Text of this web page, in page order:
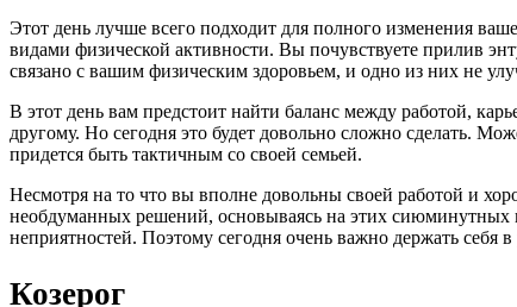
Этот день лучше всего подходит для полного изменения
видами физической активности. Вы почувствуете прилив
связано с вашим физическим здоровьем, и одно из них не
В этот день вам предстоит найти баланс между работой,
другому. Но сегодня это будет довольно сложно сделать.
придется быть тактичным со своей семьей.
Несмотря на то что вы вполне довольны своей работой и
необдуманных решений, основываясь на этих сиюминутных
неприятностей. Поэтому сегодня очень важно держать себя в
Козерог